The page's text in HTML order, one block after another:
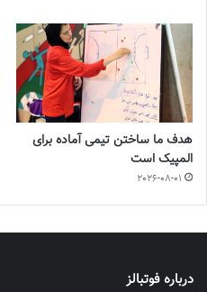
هدف ما ساختن تیمی آماده برای
المپیک است
2026-08-01
درباره فوتبالز